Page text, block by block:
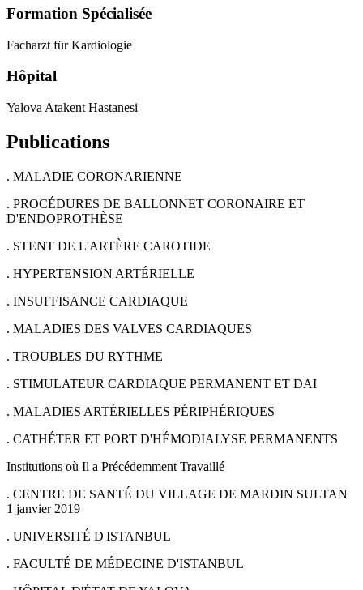
Formation Spécialisée
Facharzt für Kardiologie
Hôpital
Yalova Atakent Hastanesi
Publications
. MALADIE CORONARIENNE
. PROCÉDURES DE BALLONNET CORONAIRE ET
D'ENDOPROTHÈSE
. STENT DE L'ARTÈRE CAROTIDE
. HYPERTENSION ARTÉRIELLE
. INSUFFISANCE CARDIAQUE
. MALADIES DES VALVES CARDIAQUES
. TROUBLES DU RYTHME
. STIMULATEUR CARDIAQUE PERMANENT ET DAI
. MALADIES ARTÉRIELLES PÉRIPHÉRIQUES
. CATHÉTER ET PORT D'HÉMODIALYSE PERMANENTS
Institutions où Il a Précédemment Travaillé
. CENTRE DE SANTÉ DU VILLAGE DE MARDIN SULTAN
1 janvier 2019
. UNIVERSITÉ D'ISTANBUL
. FACULTÉ DE MÉDECINE D'ISTANBUL